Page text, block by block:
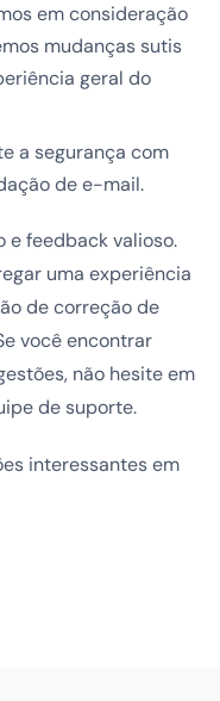
em consideração
mudanças sutis
geral do
a segurança com
de e-mail.
e feedback valioso.
uma experiência
de correção de
você encontrar
não hesite em
de suporte.
interessantes em